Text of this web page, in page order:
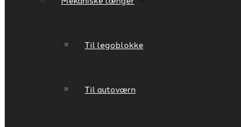
Til legoblokke
Til autoværn